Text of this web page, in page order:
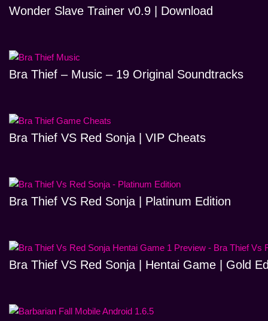
Wonder Slave Trainer v0.9 | Download
Bra Thief – Music – 19 Original Soundtracks
Bra Thief VS Red Sonja | VIP Cheats
Bra Thief VS Red Sonja | Platinum Edition
Bra Thief VS Red Sonja | Hentai Game | Gold